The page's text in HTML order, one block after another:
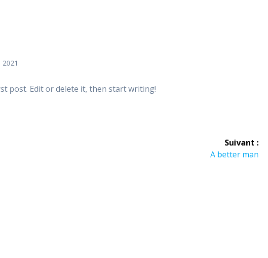
post. Edit or delete it, then start writing!
Suivant :
Article
A better man